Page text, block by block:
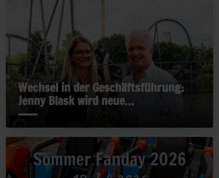
Wechsel in der Geschäftsführung:
Jenny Blask wird neue
Geschäftsführerin